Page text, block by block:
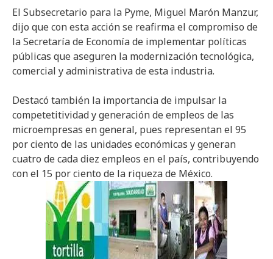
El Subsecretario para la Pyme, Miguel Marón Manzur,
dijo que con esta acción se reafirma el compromiso de
la Secretaría de Economía de implementar políticas
públicas que aseguren la modernización tecnológica,
comercial y administrativa de esta industria.
Destacó también la importancia de impulsar la
competetitividad y generación de empleos de las
microempresas en general, pues representan el 95
por ciento de las unidades económicas y generan
cuatro de cada diez empleos en el país, contribuyendo
con el 15 por ciento de la riqueza de México.